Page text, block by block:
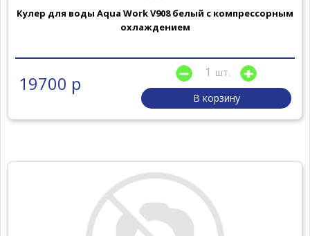
Кулер для воды Aqua Work V908 белый с компрессорным
охлаждением
19700 р
шт.
В корзину